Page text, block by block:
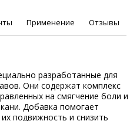
Применение Отзывы
разработанные для
Они содержат комплекс
на смягчение боли и
Добавка помогает
подвижность и снизить